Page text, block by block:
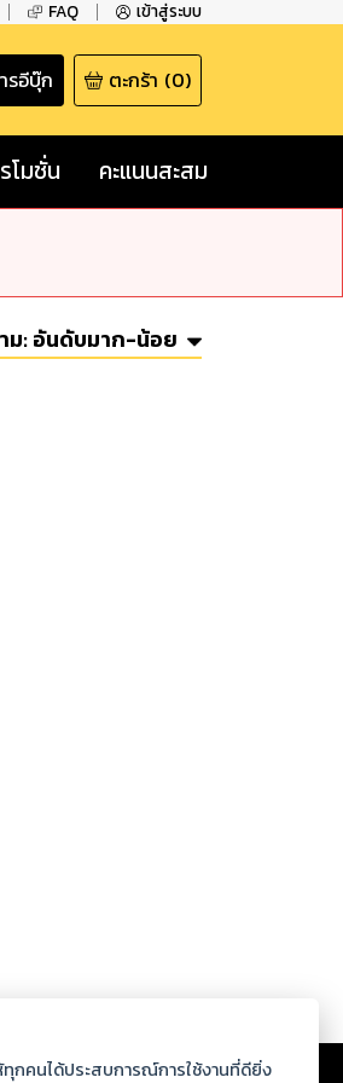
FAQ เข้าสู่ระบบ
รอีบุ๊ก ตะกร้า (0)
โมชั่น คะแนนสะสม
ม:อันดับมาก-น้อย
ดาวน์โหลด
ทุกคนได้ประสบการณ์การใช้งานที่ดียิ่ง